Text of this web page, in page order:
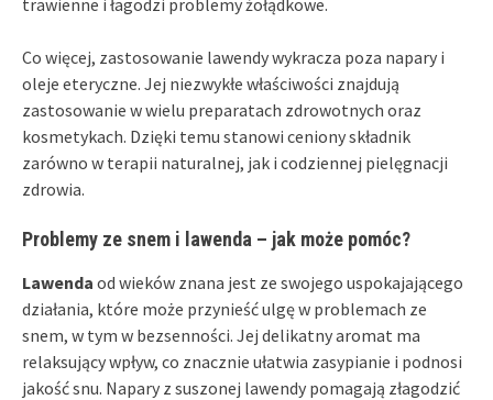
Co więcej, zastosowanie lawendy wykracza poza napary i
oleje eteryczne. Jej niezwykłe właściwości znajdują
zastosowanie w wielu preparatach zdrowotnych oraz
kosmetykach. Dzięki temu stanowi ceniony składnik
zarówno w terapii naturalnej, jak i codziennej pielęgnacji
zdrowia.
Problemy ze snem i lawenda – jak może pomóc?
Lawenda od wieków znana jest ze swojego uspokajającego
działania, które może przynieść ulgę w problemach ze
snem, w tym w bezsenności. Jej delikatny aromat ma
relaksujący wpływ, co znacznie ułatwia zasypianie i podnosi
jakość snu. Napary z suszonej lawendy pomagają złagodzić